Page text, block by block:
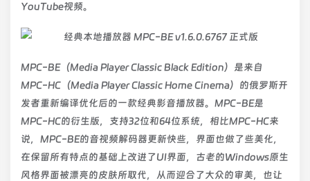
YouTube视频。
MPC-BE（Media Player Classic Black Edition）是来自
MPC-HC（Media Player Classic Home Cinema）的俄罗斯开
发者重新编译优化后的一款经典影音播放器。MPC-BE是
MPC-HC的衍生版，支持32位和64位系统，相比MPC-HC来
说，MPC-BE的音视频解码器更新快些，界面也做了些美化，
在保留所有特点的基础上改进了UI界面，古老的Windows原生
风格界面被漂亮的皮肤所取代，从而迎合了大众的审美，也让